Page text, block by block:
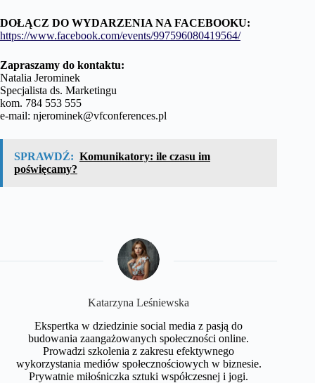
DOŁĄCZ DO WYDARZENIA NA FACEBOOKU:
https://www.facebook.com/events/997596080419564/
Zapraszamy do kontaktu:
Natalia Jerominek
Specjalista ds. Marketingu
kom. 784 553 555
e-mail: njerominek@vfconferences.pl
SPRAWDŹ: Komunikatory: ile czasu im
poświęcamy?
Katarzyna Leśniewska
Ekspertka w dziedzinie social media z pasją do
budowania zaangażowanych społeczności online.
Prowadzi szkolenia z zakresu efektywnego
wykorzystania mediów społecznościowych w biznesie.
Prywatnie miłośniczka sztuki współczesnej i jogi.